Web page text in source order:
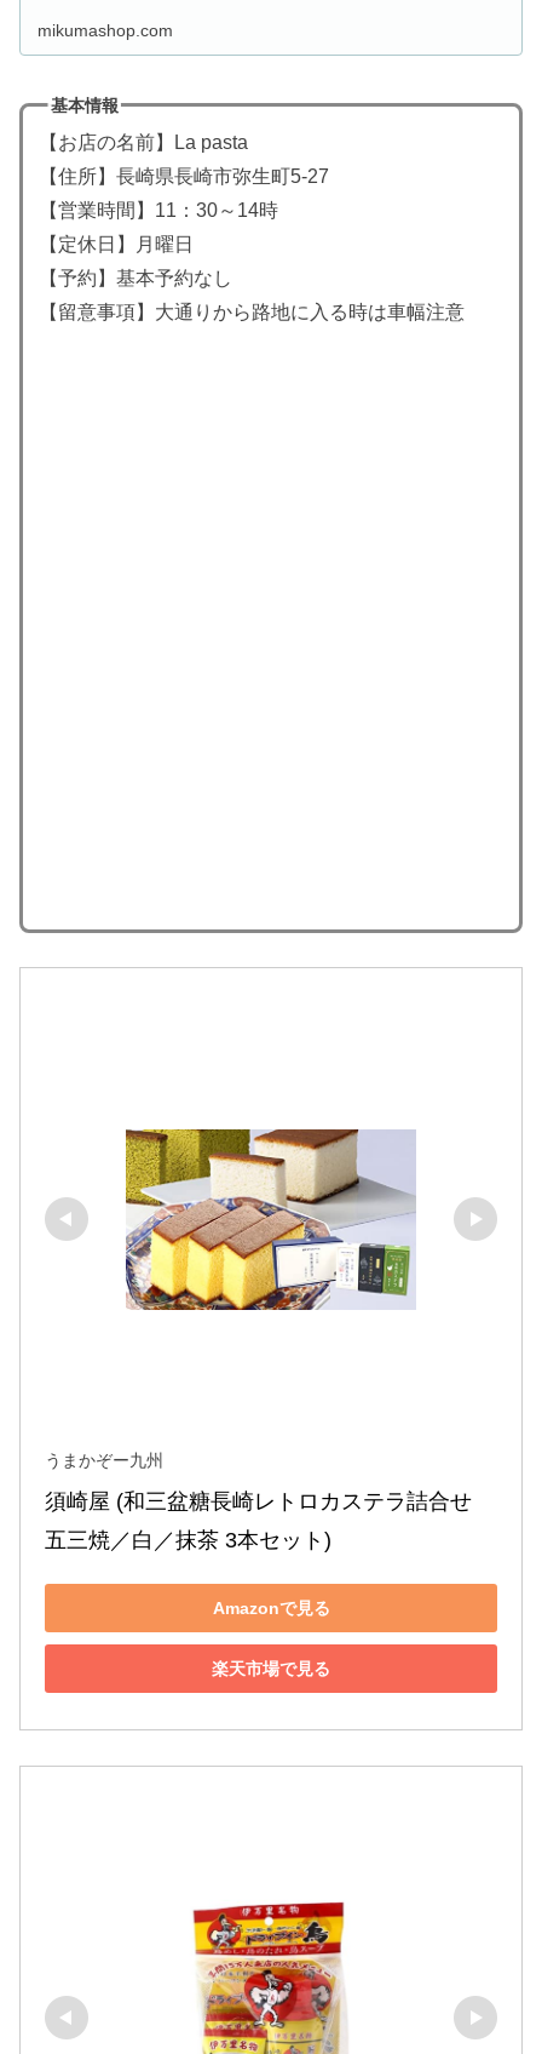
mikumashop.com
基本情報
【お店の名前】La pasta
【住所】長崎県長崎市弥生町5-27
【営業時間】11：30～14時
【定休日】月曜日
【予約】基本予約なし
【留意事項】大通りから路地に入る時は車幅注意
うまかぞー九州
須崎屋 (和三盆糖長崎レトロカステラ詰合せ
五三焼／白／抹茶 3本セット)
Amazonで見る
楽天市場で見る